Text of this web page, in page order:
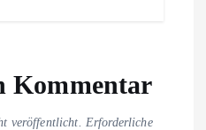
Kommentar
veröffentlicht.
Erforderliche